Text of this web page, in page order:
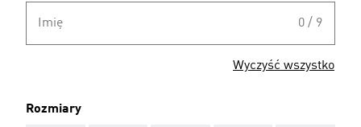
Imię 0 / 9
Wyczyść wszystko
Rozmiary